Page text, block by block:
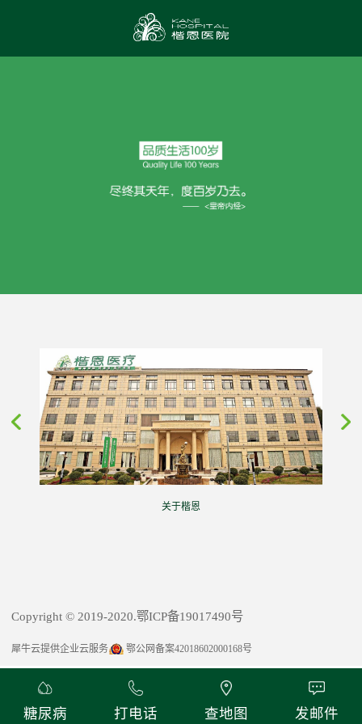
关于楷恩
Copyright © 2019-2020.鄂ICP备19017490号
犀牛云提供企业云服务 鄂公网备案42018602000168号
糖尿病 打电话 查地图 发邮件